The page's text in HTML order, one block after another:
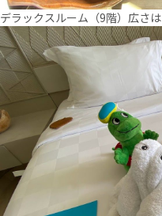
デラックスルーム（9階）広さ